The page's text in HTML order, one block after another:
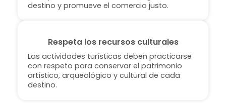
destino y promueve el comercio justo.
Respeta los recursos culturales
Las actividades turísticas deben practicarse
con respeto para conservar el patrimonio
artístico, arqueológico y cultural de cada
destino.